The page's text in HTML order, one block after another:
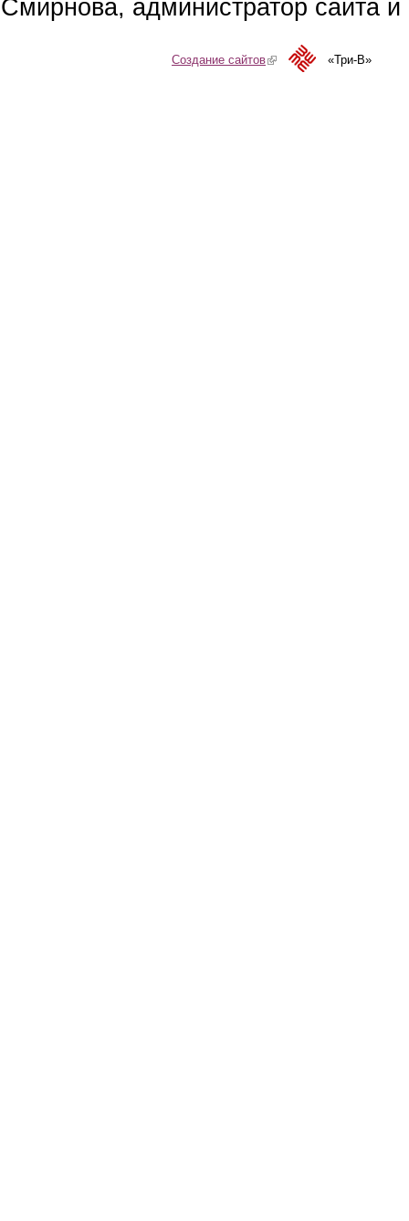
Смирнова, администратор сайта
Создание сайтов(link is external)«Три-В»